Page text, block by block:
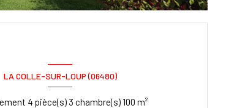
LA COLLE-SUR-LOUP (06480)
Appartement 4 pièce(s) 3 chambre(s) 100 m²